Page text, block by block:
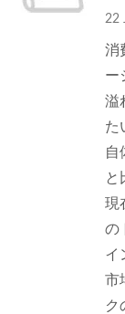
22
消
ー
溢
た
自
と
現
の
イ
市
ク